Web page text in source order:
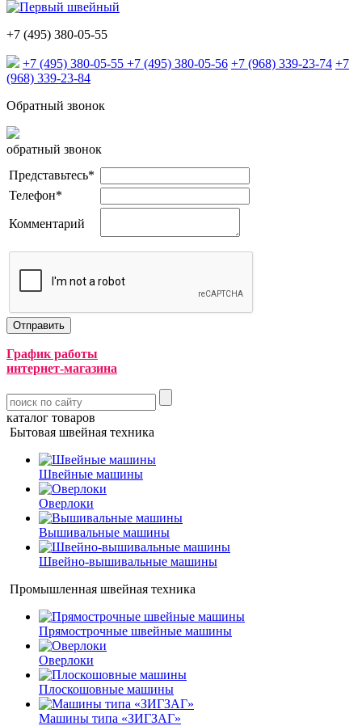
+7 (495) 380-05-55
+7 (495) 380-05-55 +7 (495) 380-05-56 +7 (968) 339-23-74 +7
(968) 339-23-84
Обратный звонок
обратный звонок
Представьтесь*
Телефон*
Комментарий
График работы
интернет-магазина
каталог товаров
Бытовая швейная техника
Швейные машины
Оверлоки
Вышивальные машины
Швейно-вышивальные машины
Промышленная швейная техника
Прямострочные швейные машины
Оверлоки
Плоскошовные машины
Машины типа «ЗИГЗАГ»